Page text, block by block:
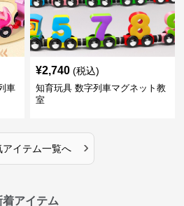
車
¥2,740 (税込)
知育玩具 数字列車マグネット教
室
アイテム一覧へ ›
アイテム